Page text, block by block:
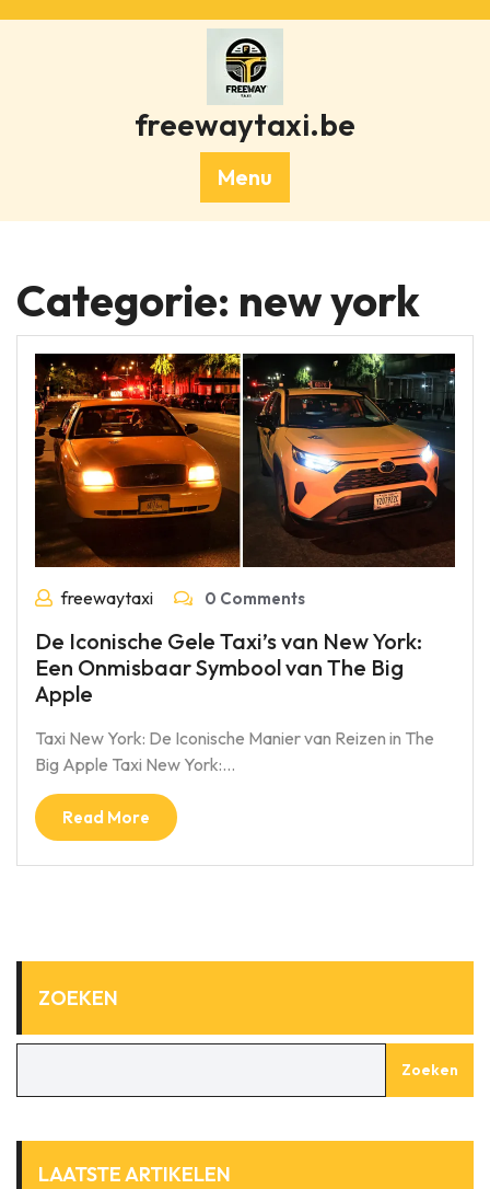
freewaytaxi.be
Menu
Categorie: new york
freewaytaxi 0 Comments
De Iconische Gele Taxi’s van New York:
Een Onmisbaar Symbool van The Big
Apple
Taxi New York: De Iconische Manier van Reizen in The
Big Apple Taxi New York:…
Read More
ZOEKEN
Zoeken
LAATSTE ARTIKELEN